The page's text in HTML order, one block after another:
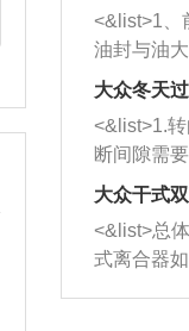
西取出来
的堵塞，
洗剂对堵
放在燃油
动时，就
室，最后
催化器得
能够得到
一圈半的
圈数。
习，这样
驾驶车辆
向。
<&list>1、
油封与油
和发动机
逐渐减弱
活塞间隙
的间隙扩
造成烧机
机油粘度
象，机油
大众冬天
<&list>1.
断间隙需
无法制作
店；
裂，破裂
损严重，
响；
大众干式
<&list>总
式离合器